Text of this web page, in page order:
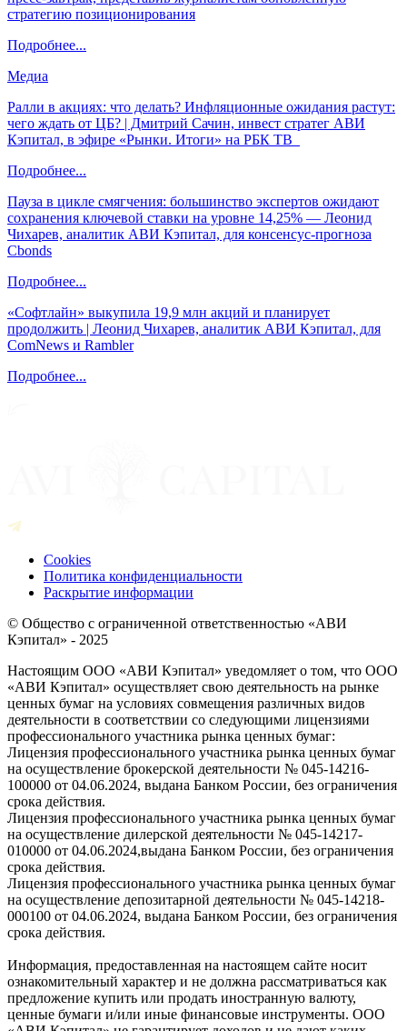
стратегию позиционирования
Подробнее...
Медиа
Ралли в акциях: что делать? Инфляционные ожидания растут:
чего ждать от ЦБ? | Дмитрий Сачин, инвест стратег АВИ
Кэпитал, в эфире «Рынки. Итоги» на РБК ТВ
Подробнее...
Пауза в цикле смягчения: большинство экспертов ожидают
сохранения ключевой ставки на уровне 14,25% — Леонид
Чихарев, аналитик АВИ Кэпитал, для консенсус-прогноза
Cbonds
Подробнее...
«Софтлайн» выкупила 19,9 млн акций и планирует
продолжить | Леонид Чихарев, аналитик АВИ Кэпитал, для
ComNews и Rambler
Подробнее...
Cookies
Политика конфиденциальности
Раскрытие информации
© Общество с ограниченной ответственностью «АВИ
Кэпитал» - 2025
Настоящим ООО «АВИ Кэпитал» уведомляет о том, что ООО
«АВИ Кэпитал» осуществляет свою деятельность на рынке
ценных бумаг на условиях совмещения различных видов
деятельности в соответствии со следующими лицензиями
профессионального участника рынка ценных бумаг:
Лицензия профессионального участника рынка ценных бумаг
на осуществление брокерской деятельности № 045-14216-
100000 от 04.06.2024, выдана Банком России, без ограничения
срока действия.
Лицензия профессионального участника рынка ценных бумаг
на осуществление дилерской деятельности № 045-14217-
010000 от 04.06.2024,выдана Банком России, без ограничения
срока действия.
Лицензия профессионального участника рынка ценных бумаг
на осуществление депозитарной деятельности № 045-14218-
000100 от 04.06.2024, выдана Банком России, без ограничения
срока действия.
Информация, предоставленная на настоящем сайте носит
ознакомительный характер и не должна рассматриваться как
предложение купить или продать иностранную валюту,
ценные бумаги и/или иные финансовые инструменты. ООО